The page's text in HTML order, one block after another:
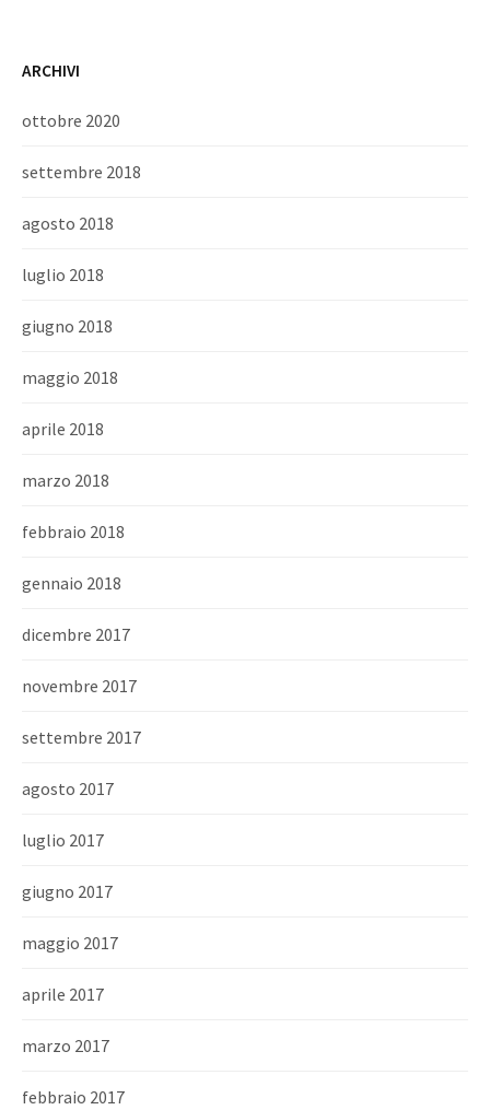
ARCHIVI
ottobre 2020
settembre 2018
agosto 2018
luglio 2018
giugno 2018
maggio 2018
aprile 2018
marzo 2018
febbraio 2018
gennaio 2018
dicembre 2017
novembre 2017
settembre 2017
agosto 2017
luglio 2017
giugno 2017
maggio 2017
aprile 2017
marzo 2017
febbraio 2017